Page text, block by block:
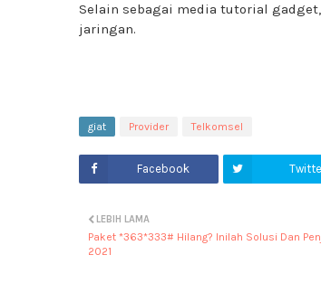
Selain sebagai media tutorial
jaringan.
giat Provider Telkomsel
Facebook
LEBIH LAMA
Paket *363*333# Hilang? Inilah Solusi Dan
2021